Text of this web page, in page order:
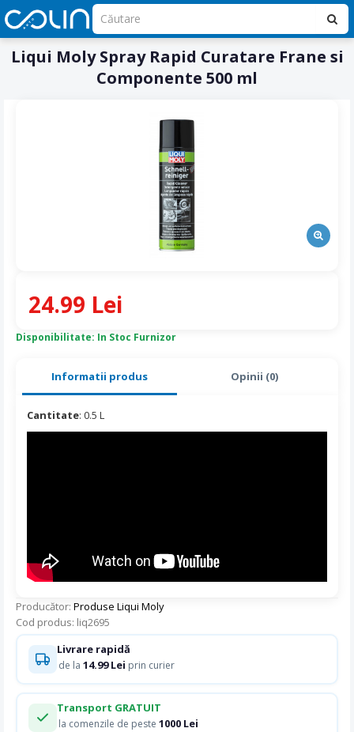
Liqui Moly Spray Rapid Curatare Frane si
Componente 500 ml
Informatii produs Opinii (0)
Cantitate: 0.5 L
Producător: Produse Liqui Moly
Cod produs: liq2695
Disponibilitate: In Stoc Furnizor
24.99 Lei
Livrare rapidă
de la 14.99 Lei prin curier
Transport GRATUIT
la comenzile de peste 1000 Lei